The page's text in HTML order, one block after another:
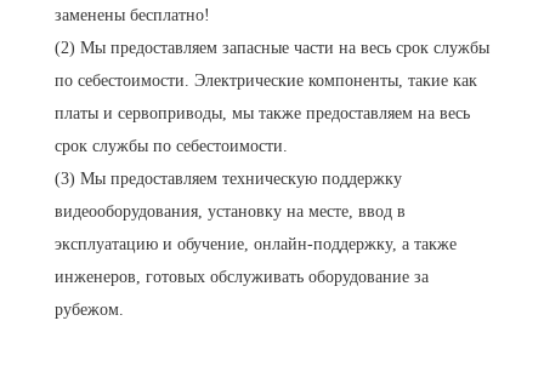
заменены бесплатно!
(2) Мы предоставляем запасные части на весь срок службы
по себестоимости. Электрические компоненты, такие как
платы и сервоприводы, мы также предоставляем на весь
срок службы по себестоимости.
(3) Мы предоставляем техническую поддержку
видеооборудования, установку на месте, ввод в
эксплуатацию и обучение, онлайн-поддержку, а также
инженеров, готовых обслуживать оборудование за
рубежом.